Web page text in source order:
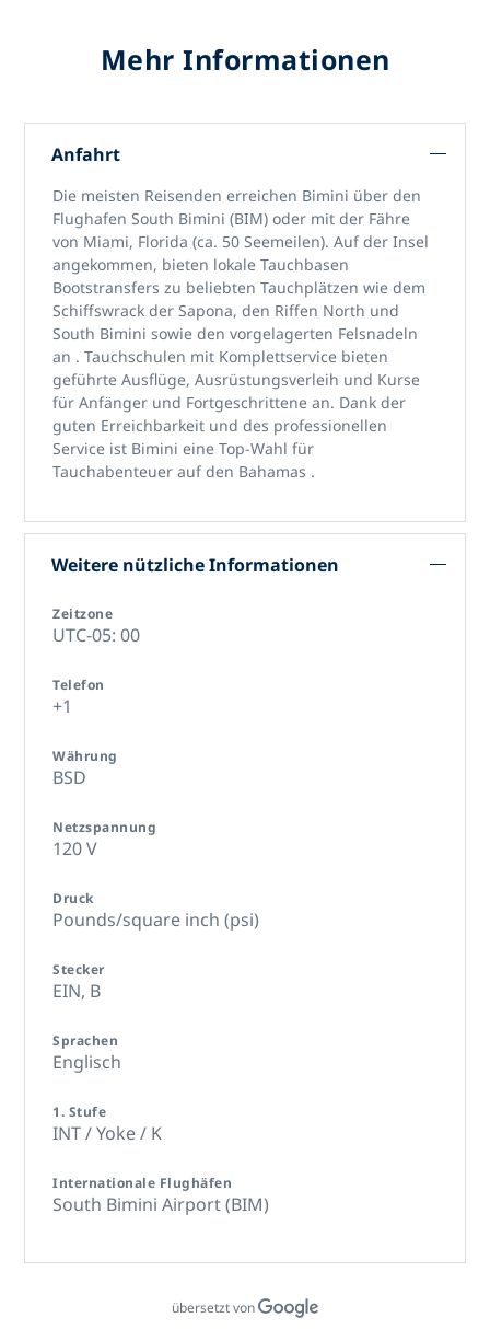
Mehr Informationen
Anfahrt
Die meisten Reisenden erreichen Bimini überden
Flughafen South Bimini (BIM) oder mit der Fähre
von Miami, Florida (ca. 50 Seemeilen). Auf der Insel
angekommen, bieten lokale Tauchbasen
Bootstransfers zu beliebten Tauchplätzen wie dem
Schiffswrack der Sapona, den Riffen North und
South Bimini sowie den vorgelagerten Felsnadeln
an . Tauchschulen mit Komplettservice bieten
geführte Ausflüge, Ausrüstungsverleih und Kurse
für Anfänger und Fortgeschrittene an. Dank der
guten Erreichbarkeit und des professionellen
Service ist Bimini eine Top-Wahl für
Tauchabenteuer auf den Bahamas .
Weitere nützliche Informationen
Zeitzone
UTC-05: 00
Telefon
+1
Währung
BSD
Netzspannung
120 V
Druck
Pounds/square inch (psi)
Stecker
EIN, B
Sprachen
Englisch
1. Stufe
INT / Yoke / K
Internationale Flughäfen
South Bimini Airport (BIM)
übersetzt von